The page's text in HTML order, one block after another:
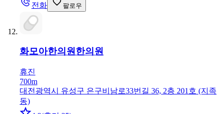
전화 팔로우
화모아한의원한의원
휴진
700m
대전광역시 유성구 은구비남로33번길 36, 2층 201호 (지족
동)